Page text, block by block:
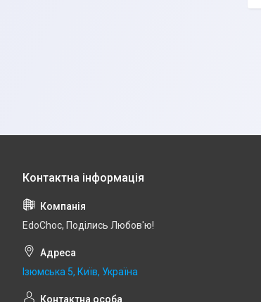
EdoСhoc, Поділись Любов'ю!
Ізюмська 5, Київ, Україна